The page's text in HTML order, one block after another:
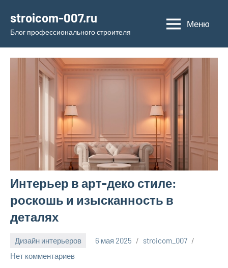
содержимому
stroicom-007.ru
Блог профессионального строителя
Меню
Интерьер в арт-деко стиле:
роскошь и изысканность в
деталях
Дизайн интерьеров 6 мая 2025
stroicom_007
Нет комментариев